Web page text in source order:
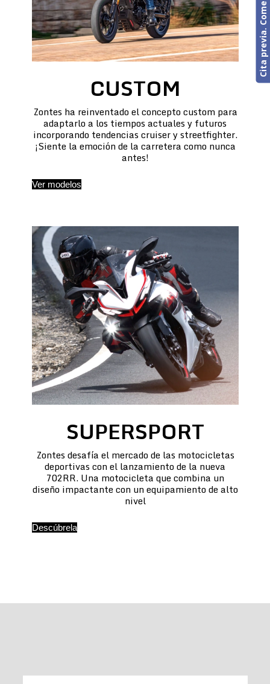
CUSTOM
Zontes ha reinventado el concepto custom para
adaptarlo a los tiempos actuales y futuros
incorporando tendencias cruiser y streetfighter.
¡Siente la emoción de la carretera como nunca
antes!
Ver modelos
SUPERSPORT
Zontes desafía el mercado de las motocicletas
deportivas con el lanzamiento de la nueva
702RR. Una motocicleta que combina un
diseño impactante con un equipamiento de alto
nivel
Descúbrela